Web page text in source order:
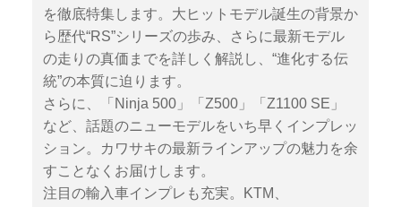
を徹底特集します。大ヒットモデル誕生の背景か
ら歴代“RS”シリーズの歩み、さらに最新モデル
の走りの真価までを詳しく解説し、“進化する伝
統”の本質に迫ります。
さらに、「Ninja 500」「Z500」「Z1100 SE」
など、話題のニューモデルをいち早くインプレッ
ション。カワサキの最新ラインアップの魅力を余
すことなくお届けします。
注目の輸入車インプレも充実。KTM、